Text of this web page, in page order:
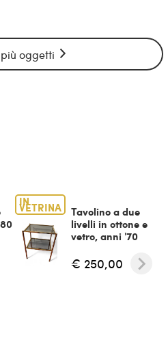
oggetti
IN
VETRINA
Tavolino a due
livelli in ottone e
vetro, anni '70
€ 250,00